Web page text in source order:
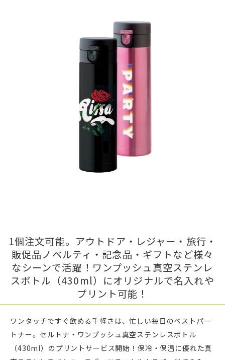
1個注文可能。アウトドア・レジャー・旅行・
販促品ノベルティ・記念品・ギフトなど様々
なシーンで活躍！ワンプッシュ真空ステンレ
スボトル（430ml）にオリジナルで名入れや
プリント可能！
ワンタッチですぐ飲める手軽さは、忙しい毎日のベストパー
トナー。セルトナ・ワンプッシュ真空ステンレスボトル
（430ml）のプリントサービス開始！保冷・保温に優れた真